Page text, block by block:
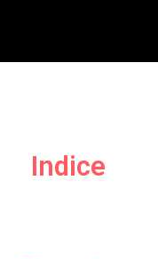
Indice